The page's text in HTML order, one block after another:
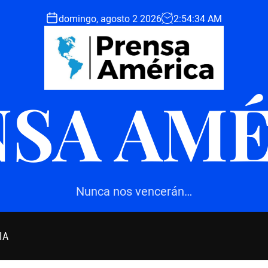
domingo, agosto 2 2026 2:54:35 AM
Nunca nos vencerán…